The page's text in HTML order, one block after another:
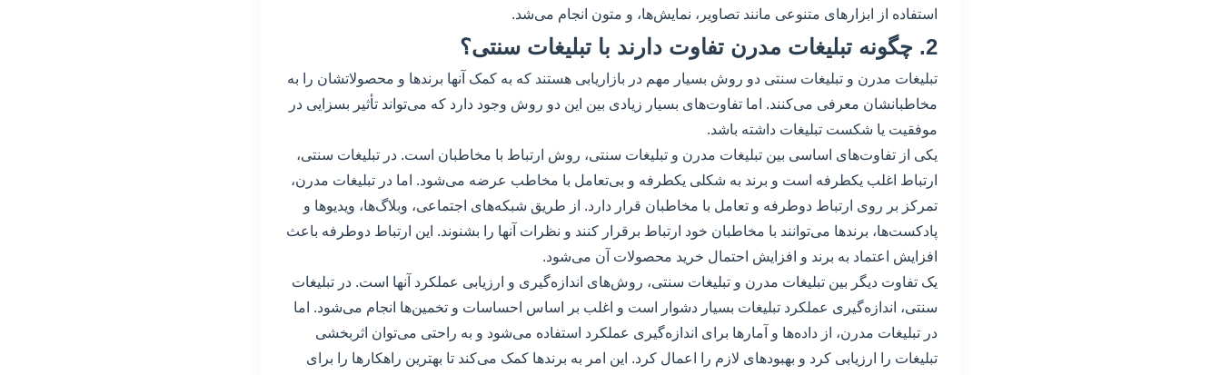
استفاده از ابزارهای متنوعی مانند تصاویر، نمایش‌ها، و متون انجام می‌شد.
2. چگونه تبلیغات مدرن تفاوت دارند با تبلیغات سنتی؟
تبلیغات مدرن و تبلیغات سنتی دو روش بسیار مهم در بازاریابی هستند که به کمک آنها برندها و محصولاتشان را به
مخاطبانشان معرفی می‌کنند. اما تفاوت‌های بسیار زیادی بین این دو روش وجود دارد که می‌تواند تأثیر بسزایی در
موفقیت یا شکست تبلیغات داشته باشد.
یکی از تفاوت‌های اساسی بین تبلیغات مدرن و تبلیغات سنتی، روش ارتباط با مخاطبان است. در تبلیغات سنتی،
ارتباط اغلب یکطرفه است و برند به شکلی یکطرفه و بی‌تعامل با مخاطب عرضه می‌شود. اما در تبلیغات مدرن،
تمرکز بر روی ارتباط دوطرفه و تعامل با مخاطبان قرار دارد. از طریق شبکه‌های اجتماعی، وبلاگ‌ها، ویدیوها و
پادکست‌ها، برندها می‌توانند با مخاطبان خود ارتباط برقرار کنند و نظرات آنها را بشنوند. این ارتباط دوطرفه باعث
افزایش اعتماد به برند و افزایش احتمال خرید محصولات آن می‌شود.
یک تفاوت دیگر بین تبلیغات مدرن و تبلیغات سنتی، روش‌های اندازه‌گیری و ارزیابی عملکرد آنها است. در تبلیغات
سنتی، اندازه‌گیری عملکرد تبلیغات بسیار دشوار است و اغلب بر اساس احساسات و تخمین‌ها انجام می‌شود. اما
در تبلیغات مدرن، از داده‌ها و آمارها برای اندازه‌گیری عملکرد استفاده می‌شود و به راحتی می‌توان اثربخشی
تبلیغات را ارزیابی کرد و بهبودهای لازم را اعمال کرد. این امر به برندها کمک می‌کند تا بهترین راهکارها را برای